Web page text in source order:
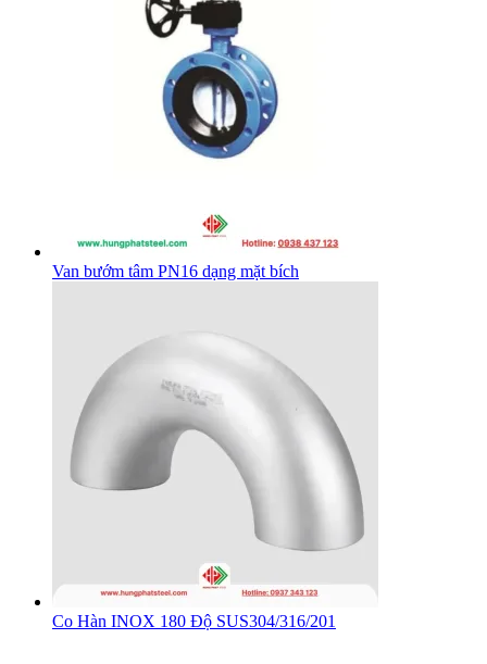
Van bướm tâm PN16 dạng mặt bích
Co Hàn INOX 180 Độ SUS304/316/201